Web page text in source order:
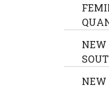
NEW
NEW